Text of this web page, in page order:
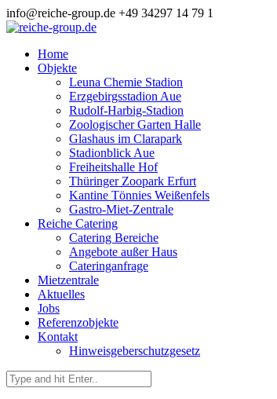
info@reiche-group.de +49 34297 14 79 1
Home
Objekte
Leuna Chemie Stadion
Erzgebirgsstadion Aue
Rudolf-Harbig-Stadion
Zoologischer Garten Halle
Glashaus im Clarapark
Stadionblick Aue
Freiheitshalle Hof
Thüringer Zoopark Erfurt
Kantine Tönnies Weißenfels
Gastro-Miet-Zentrale
Reiche Catering
Catering Bereiche
Angebote außer Haus
Cateringanfrage
Mietzentrale
Aktuelles
Jobs
Referenzobjekte
Kontakt
Hinweisgeberschutzgesetz